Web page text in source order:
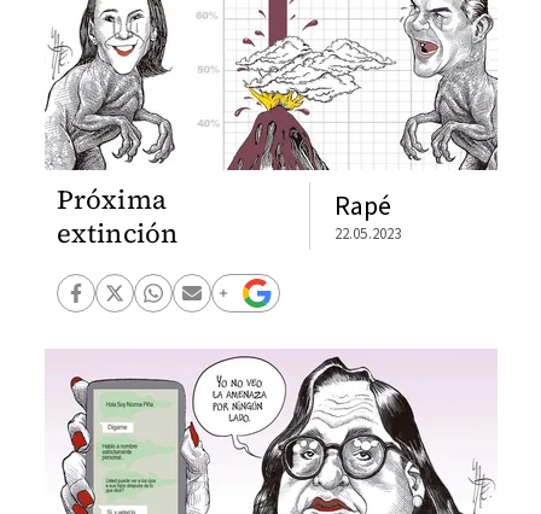
Próxima
extinción
Rapé
22.05.2023